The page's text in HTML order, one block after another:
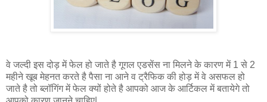
वे जल्दी इस दोड़ में फेल हो जाते है गूगल एडसेंस ना मिलने के कारण में 1 से 2
महीने खूब मेहनत करते है पैसा ना आने व ट्रैफिक की होड़ में वे असफल हो
जाते है तो ब्लॉगिंग में फेल क्यों होते है आपको आज के आर्टिकल में बतायेगे तो